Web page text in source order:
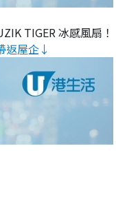
TIGER 冰感風扇！
返屋企↓